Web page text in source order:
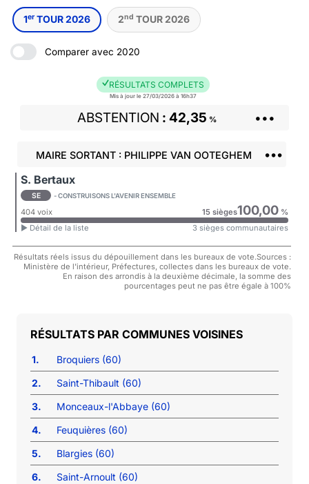
1er TOUR 2026 2nd TOUR 2026
Comparer avec 2020
RÉSULTATS COMPLETS
Mis à jour le 27/03/2026 à 16h37
ABSTENTION 42,35 % •••
MAIRE SORTANT : PHILIPPE VAN OOTEGHEM •••
S. Bertaux
SE - CONSTRUISONS L'AVENIR ENSEMBLE
404 voix 15 sièges100,00%
► Détail de la liste
3 sièges communautaires
Résultats réels issus du dépouillement dans les bureaux de vote.Sources :
Ministère de l'intérieur, Préfectures, collectes dans les bureaux de vote.
En raison des arrondis à la deuxième décimale, la somme des
pourcentages peut ne pas être égale à 100%
COMMUNES VOISINES
1.
Broquiers (60)
2.
Saint-Thibault (60)
3.
Monceaux-l'Abbaye (60)
4.
Feuquières (60)
5.
Blargies (60)
6.
Saint-Arnoult (60)